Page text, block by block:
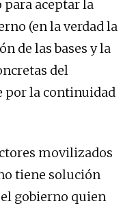
aceptar la
(en la verdad la
de las bases y la
del
por la continuidad
movilizados
tiene solución
gobierno quien